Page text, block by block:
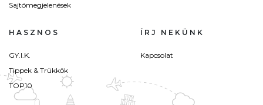
Sajtómegjelenések
HASZNOS
GY.I.K.
Tippek & Trükkök
TOP10
ÍRJ NEKÜNK
Kapcsolat